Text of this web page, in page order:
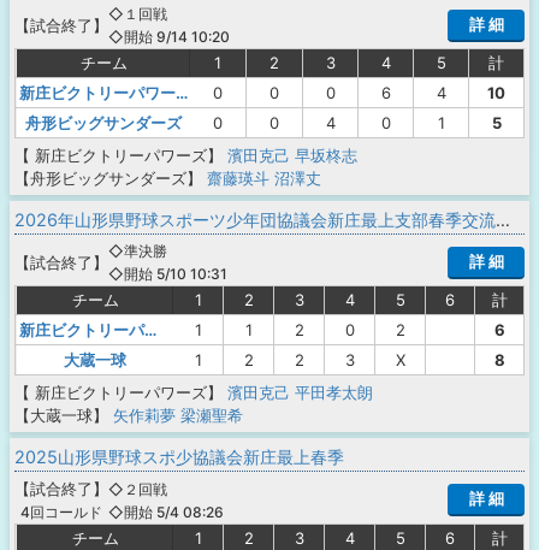
【試合終了 】
◇１回戦
◇開始 9/14 10:20
詳 細
チーム 1 2 3 4 5
計
新庄ビクトリーパワーズ
0 0 0 6 4
10
舟形ビッグサンダーズ
0 0 4 0 1
5
【 新庄ビクトリーパワーズ】
濱田克己 早坂柊志
【舟形ビッグサンダーズ】
齋藤瑛斗 沼澤丈
2026年山形県野球スポーツ少年団協議会新庄最上支部春季交流大会
【試合終了 】
◇準決勝
◇開始 5/10 10:31
詳 細
チーム 1 2 3 4 5 6
計
新庄ビクトリーパワーズ
1 1 2 0 2
6
大蔵一球
1 2 2 3 X
8
【 新庄ビクトリーパワーズ】
濱田克己 平田孝太朗
【大蔵一球】
矢作莉夢 梁瀬聖希
2025山形県野球スポ少協議会新庄最上春季
【試合終了 】
4回コールド
◇２回戦
◇開始 5/4 08:26
詳 細
チーム 1 2 3 4 5 6 計